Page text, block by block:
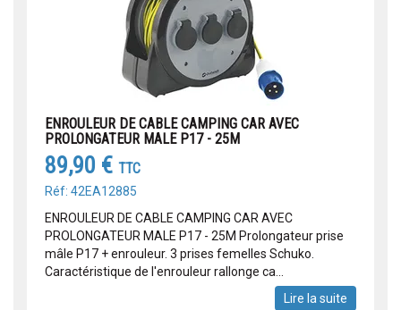
ENROULEUR DE CABLE CAMPING CAR AVEC
PROLONGATEUR MALE P17 - 25M
89,90 € TTC
Réf: 42EA12885
ENROULEUR DE CABLE CAMPING CAR AVEC
PROLONGATEUR MALE P17 - 25M Prolongateur prise
mâle P17 + enrouleur. 3 prises femelles Schuko.
Caractéristique de l'enrouleur rallonge ca...
Lire la suite